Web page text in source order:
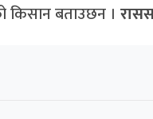
बताउछन ।